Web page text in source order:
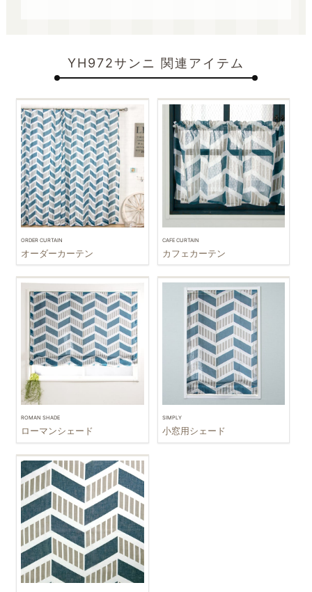
YH972サンニ 関連アイテム
ORDER CURTAIN
オーダーカーテン
CAFE CURTAIN
カフェカーテン
ROMAN SHADE
ローマンシェード
SIMPLY
小窓用シェード